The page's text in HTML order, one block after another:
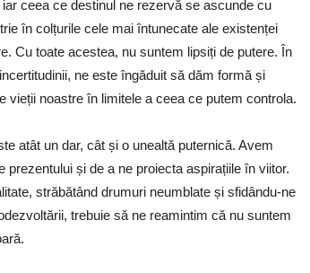
iar ceea ce destinul ne rezervă se ascunde cu
în colțurile cele mai întunecate ale existenței
Cu toate acestea, nu suntem lipsiți de putere. În
ne este îngăduit să dăm formă și
vieții noastre în limitele a ceea ce putem controla.
atât un dar, cât și o unealtă puternică. Avem
și de a ne proiecta aspirațiile în viitor.
străbătând drumuri neumblate și sfidându-ne
trebuie să ne reamintim că nu suntem